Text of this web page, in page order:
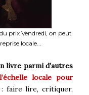
prix Vendredi, on peut
locale...
livre parmi d’autres
locale pour
: faire lire, critiquer,